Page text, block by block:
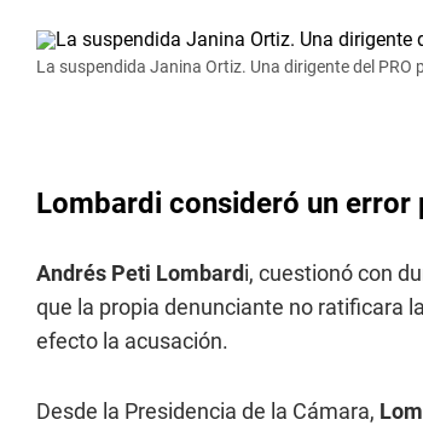
La suspendida Janina Ortiz. Una dirigente del PRO
Lombardi consideró un
Andrés Peti Lombardi, cuestionó con
que la propia denunciante no ratificara
efecto la acusación.
Desde la Presidencia de la Cámara,